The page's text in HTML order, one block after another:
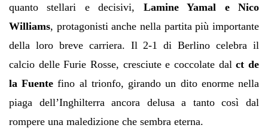
quanto stellari e decisivi, Lamine Yamal e Nico
Williams, protagonisti anche nella partita più importante
della loro breve carriera. Il 2-1 di Berlino celebra il
calcio delle Furie Rosse, cresciute e coccolate dalct de
la Fuente fino al trionfo, girando un dito enorme nella
piaga dell’Inghilterra ancora delusa a tanto così dal
rompere una maledizione che sembra eterna.